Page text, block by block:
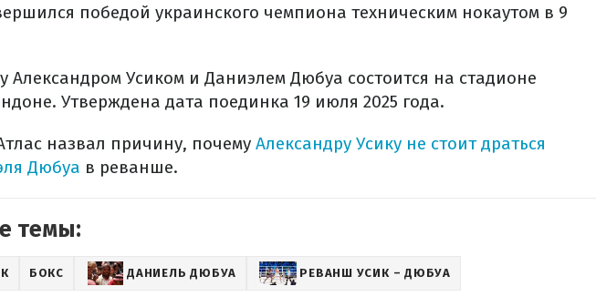
победой украинского чемпиона техническим нокаутом в 9
Александром Усиком и Даниэлем Дюбуа состоится на стадионе
Утверждена дата поединка 19 июля 2025 года.
назвал причину, почему Александру Усику не стоит драться
Дюбуа в реванше.
темы:
БОКС ДАНИЕЛЬ ДЮБУА РЕВАНШ УСИК – ДЮБУА